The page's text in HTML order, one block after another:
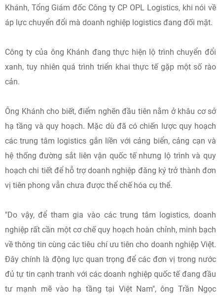
Khánh, Tổng Giám đốc Công ty CP OPL Logistics, khi nói về
áp lực chuyển đổi mà doanh nghiệp logistics đang đối mặt.
Công ty của ông Khánh đang thực hiện lộ trình chuyển đổi
xanh, tuy nhiên quá trình triển khai thực tế gặp một số rào
cản.
Ông Khánh cho biết, điểm nghẽn đầu tiên nằm ở khâu cơ sở
hạ tầng và quy hoạch. Mặc dù đã có chiến lược quy hoạch
các trung tâm logistics gắn liền với cảng biển, cảng cạn và
hệ thống đường sắt liên vận quốc tế nhưng lộ trình và quy
hoạch chi tiết để hỗ trợ doanh nghiệp đăng ký trở thành đơn
vị tiên phong vẫn chưa được thể chế hóa cụ thể.
"Do vậy, để tham gia vào các trung tâm logistics, doanh
nghiệp rất cần một cơ chế quy hoạch hoàn chỉnh, minh bạch
về thông tin cùng các tiêu chí ưu tiên cho doanh nghiệp Việt.
Đây chính là động lực quan trọng để các đơn vị trong nước
đủ tự tin cạnh tranh với các doanh nghiệp quốc tế đang đầu
tư mạnh mẽ vào hạ tầng tại Việt Nam", ông Trần Ngọc